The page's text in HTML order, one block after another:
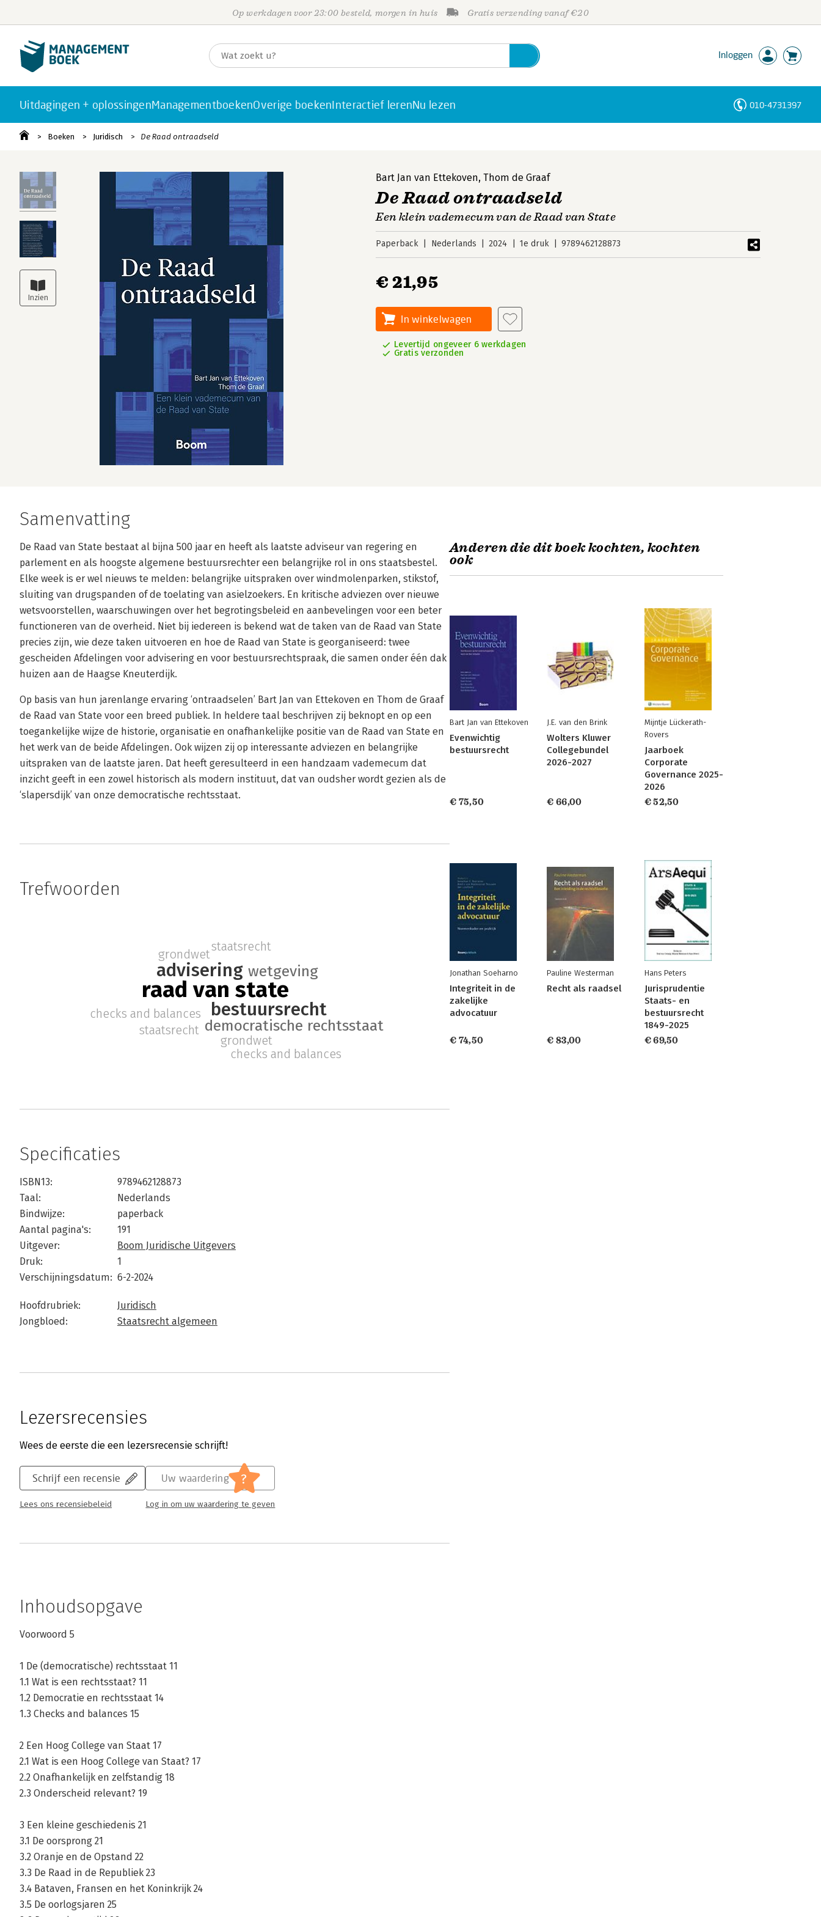
Op werkdagen voor 23:00 besteld, morgen in huis Gratis verzending vanaf €20
Inloggen
Uitdagingen + oplossingenManagementboekenOverige boekenInteractief lerenNu lezen 010-4731397
Boeken Juridisch De Raad ontraadseld
Bart Jan van Ettekoven,Thom de Graaf
De Raad ontraadseld
Een klein vademecum van de Raad van State
Paperback Nederlands 2024 1e druk 9789462128873
€ 21,95
In winkelwagen
Levertijd ongeveer 6 werkdagen
Gratis verzonden
Samenvatting
De Raad van State bestaat al bijna 500 jaar en heeft als laatste adviseur van regering en
parlement en als hoogste algemene bestuursrechter een belangrijke rol in ons staatsbestel.
Elke week is er wel nieuws te melden: belangrijke uitspraken over windmolenparken, stikstof,
sluiting van drugspanden of de toelating van asielzoekers. En kritische adviezen over nieuwe
wetsvoorstellen, waarschuwingen over het begrotingsbeleid en aanbevelingen voor een beter
functioneren van de overheid. Niet bij iedereen is bekend wat de taken van de Raad van State
precies zijn, wie deze taken uitvoeren en hoe de Raad van State is georganiseerd: twee
gescheiden Afdelingen voor advisering en voor bestuursrechtspraak, die samen onder één dak
huizen aan de Haagse Kneuterdijk.
Op basis van hun jarenlange ervaring ‘ontraadselen’ Bart Jan van Ettekoven en Thom de Graaf
de Raad van State voor een breed publiek. In heldere taal beschrijven zij beknopt en op een
toegankelijke wijze de historie, organisatie en onafhankelijke positie van de Raad van State en
het werk van de beide Afdelingen. Ook wijzen zij op interessante adviezen en belangrijke
uitspraken van de laatste jaren. Dat heeft geresulteerd in een handzaam vademecum dat
inzicht geeft in een zowel historisch als modern instituut, dat van oudsher wordt gezien als de
‘slapersdijk’ van onze democratische rechtsstaat.
Trefwoorden
raad van state
bestuursrecht
advisering
democratische rechtsstaat
wetgeving
grondwet
staatsrecht
checks and balances
grondwet
staatsrecht
checks and balances
Specificaties
ISBN13:
9789462128873
Taal:
Nederlands
Bindwijze:
paperback
Aantal pagina's:
191
Uitgever:
Boom Juridische Uitgevers
Druk:
1
Verschijningsdatum: 6-2-2024
Hoofdrubriek:
Juridisch
Jongbloed:
Staatsrecht algemeen
Lezersrecensies
Wees de eerste die een lezersrecensie schrijft!
Schrijf een recensie
Lees ons recensiebeleid
Uw waardering ?
Log in om uw waardering te geven
Inhoudsopgave
Voorwoord 5
1 De (democratische) rechtsstaat 11
1.1 Wat is een rechtsstaat? 11
1.2 Democratie en rechtsstaat 14
1.3 Checks and balances 15
2 Een Hoog College van Staat 17
2.1 Wat is een Hoog College van Staat? 17
2.2 Onafhankelijk en zelfstandig 18
2.3 Onderscheid relevant? 19
3 Een kleine geschiedenis 21
3.1 De oorsprong 21
3.2 Oranje en de Opstand 22
3.3 De Raad in de Republiek 23
3.4 Bataven, Fransen en het Koninkrijk 24
3.5 De oorlogsjaren 25
Anderen die dit boek kochten, kochten
ook
Bart Jan van Ettekoven
Evenwichtig
bestuursrecht
€ 75,50
J.E. van den Brink
Wolters Kluwer
Collegebundel
2026-2027
€ 66,00
Mijntje Lückerath-
Rovers
Jaarboek
Corporate
Governance 2025-
2026
€ 52,50
Jonathan Soeharno
Integriteit in de
zakelijke
advocatuur
€ 74,50
Pauline Westerman
Recht als raadsel
€ 83,00
Hans Peters
Jurisprudentie
Staats- en
bestuursrecht
1849-2025
€ 69,50
Personen